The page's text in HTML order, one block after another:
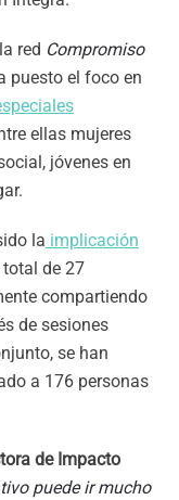
red Compromiso
puesto el foco en
ellas mujeres
jóvenes en
la implicación
total de 27
compartiendo
de sesiones
se han
a 176 personas
de Impacto
puede ir mucho